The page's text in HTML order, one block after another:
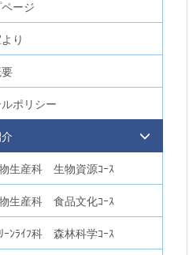
ページ
り
ポリシー
生産科 生物資源ｺｰｽ
生産科 食品文化ｺｰｽ
ﾝﾗｲﾌ科 森林科学ｺｰｽ